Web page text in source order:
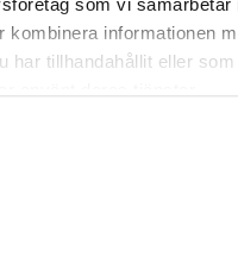
som vi samarbetar
kombinera informationen
har tillhandahållit eller som
MITT